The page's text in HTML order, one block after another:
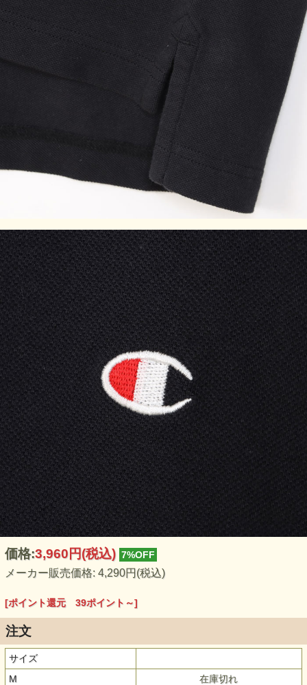
価格:3,960円(税込) 7%OFF
メーカー販売価格: 4,290円(税込)
[ポイント還元 39ポイント～]
注文
サイズ
M
在庫切れ